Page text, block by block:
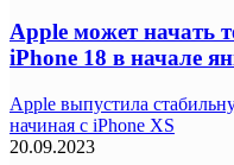
Apple может начать
iPhone 18 в начале
Apple выпустила
начиная с iPhone XS
20.09.2023